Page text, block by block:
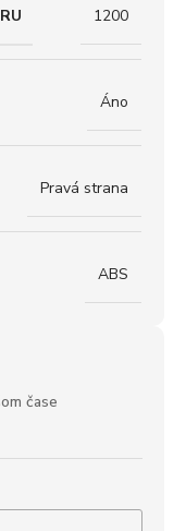
1200
Áno
Pravá strana
ABS
čase